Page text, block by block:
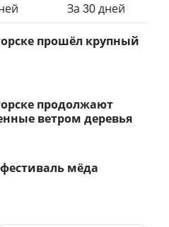
За 30 дней
прошёл крупный
продолжают
ветром деревья
мёда